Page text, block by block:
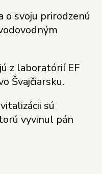
o svoju prirodzenú
z laboratórií EF
Švajčiarsku.
sú
vyvinul pán